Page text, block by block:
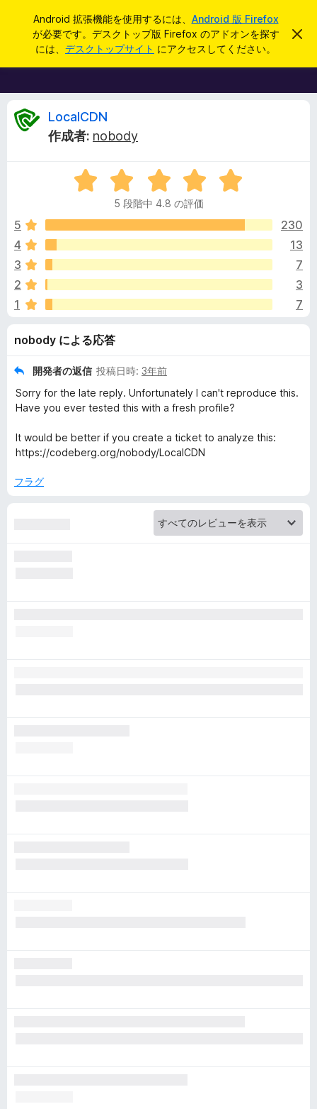
Android 拡張機能を使用するには、 Android 版 Firefox
が必要です。デスクトップ版 Firefox のアドオンを探す
には、 デスクトップサイト にアクセスしてください。
こ
知
せ
F
i
e
ラ
ウ
ザ
ー
ド
オ
ン
ログイン
L
a
l
C
D
N
の
レ
ビ
LocalCDN
作成者: nobody
5
段
中
.
の
価
5 段階中 4.8 の評価
5
230
4
13
3
7
2
3
1
7
nobody による応答
開発者の返信 投稿日時: 3年前
Sorry for the late reply. Unfortunately I can't reproduce this.
Have you ever tested this with a fresh profile?
It would be better if you create a ticket to analyze this:
https://codeberg.org/nobody/LocalCDN
フラグ